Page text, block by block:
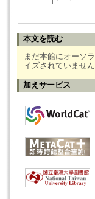
本文を読む
まだ本館にオーソラ
イズされていません
加えサービス